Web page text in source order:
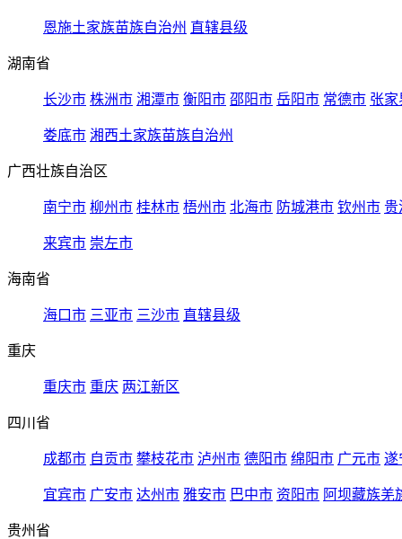
恩施土家族苗族自治州 直辖县级
湖南省
长沙市 株洲市 湘潭市 衡阳市 邵阳市 岳阳市 常德市 张家
娄底市 湘西土家族苗族自治州
广西壮族自治区
南宁市 柳州市 桂林市 梧州市 北海市 防城港市 钦州市 贵
来宾市 崇左市
海南省
海口市 三亚市 三沙市 直辖县级
重庆
重庆市 重庆 两江新区
四川省
成都市 自贡市 攀枝花市 泸州市 德阳市 绵阳市 广元市 遂
宜宾市 广安市 达州市 雅安市 巴中市 资阳市 阿坝藏族羌
贵州省